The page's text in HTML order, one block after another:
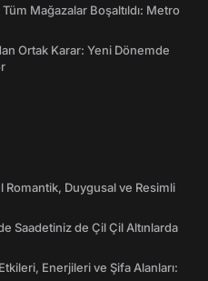
Mağazalar Boşaltıldı: Metro
Ortak Karar: Yeni Dönemde
Romantik, Duygusal ve Resimli
Saadetiniz de Çil Çil Altınlarda
Enerjileri ve Şifa Alanları: